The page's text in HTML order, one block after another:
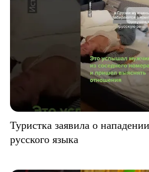
Туристка заявила о
русского языка